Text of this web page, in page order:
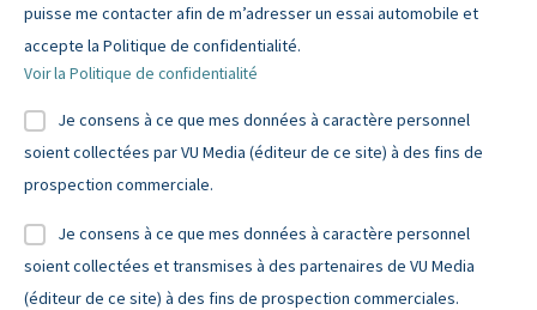
puisse me contacter afin de m’adresser un essai automobile et
accepte la Politique de confidentialité.
Voir la Politique de confidentialité
Je consens à ce que mes données à caractère personnel
soient collectées par VU Media (éditeur de ce site) à des fins de
prospection commerciale.
Je consens à ce que mes données à caractère personnel
soient collectées et transmises à des partenaires de VU Media
(éditeur de ce site) à des fins de prospection commerciales.